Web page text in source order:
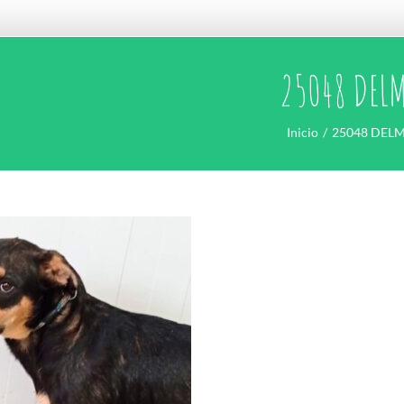
25048
Inicio 25048